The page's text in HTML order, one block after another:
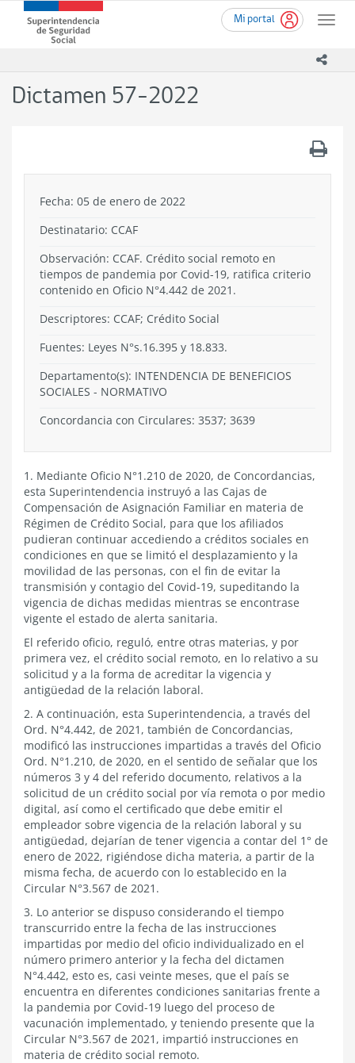
contenido
Mi portal
Toggle
Superintendencia
de
-
Dictamen 57-2022
Fecha: 05 de enero de 2022
Destinatario: CCAF
Observación: CCAF. Crédito social remoto en
tiempos de pandemia por Covid-19, ratifica criterio
contenido en Oficio N°4.442 de 2021.
Descriptores: CCAF; Crédito Social
Fuentes: Leyes N°s.16.395 y 18.833.
Departamento(s): INTENDENCIA DE BENEFICIOS
SOCIALES - NORMATIVO
Concordancia con Circulares: 3537; 3639
1. Mediante Oficio N°1.210 de 2020, de Concordancias,
esta Superintendencia instruyó a las Cajas de
Compensación de Asignación Familiar en materia de
Régimen de Crédito Social, para que los afiliados
pudieran continuar accediendo a créditos sociales en
condiciones en que se limitó el desplazamiento y la
movilidad de las personas, con el fin de evitar la
transmisión y contagio del Covid-19, supeditando la
vigencia de dichas medidas mientras se encontrase
vigente el estado de alerta sanitaria.
El referido oficio, reguló, entre otras materias, y por
primera vez, el crédito social remoto, en lo relativo a su
solicitud y a la forma de acreditar la vigencia y
antigüedad de la relación laboral.
2. A continuación, esta Superintendencia, a través del
Ord. N°4.442, de 2021, también de Concordancias,
modificó las instrucciones impartidas a través del Oficio
Ord. N°1.210, de 2020, en el sentido de señalar que los
números 3 y 4 del referido documento, relativos a la
solicitud de un crédito social por vía remota o por medio
digital, así como el certificado que debe emitir el
empleador sobre vigencia de la relación laboral y su
antigüedad, dejarían de tener vigencia a contar del 1° de
enero de 2022, rigiéndose dicha materia, a partir de la
misma fecha, de acuerdo con lo establecido en la
Circular N°3.567 de 2021.
3. Lo anterior se dispuso considerando el tiempo
transcurrido entre la fecha de las instrucciones
impartidas por medio del oficio individualizado en el
número primero anterior y la fecha del dictamen
N°4.442, esto es, casi veinte meses, que el país se
encuentra en diferentes condiciones sanitarias frente a
la pandemia por Covid-19 luego del proceso de
vacunación implementado, y teniendo presente que la
Circular N°3.567 de 2021, impartió instrucciones en
materia de crédito social remoto.